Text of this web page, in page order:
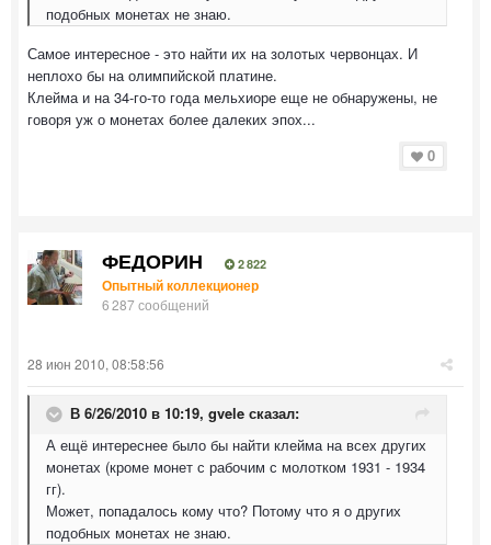
подобных монетах не знаю.
Самое интересное - это найти их на золотых червонцах. И
неплохо бы на олимпийской платине.
Клейма и на 34-го-то года мельхиоре еще не обнаружены, не
говоря уж о монетах более далеких эпох...
0
ФЕДОРИН 2 822
Опытный коллекционер
6 287 сообщений
28 июн 2010, 08:58:56
В 6/26/2010 в 10:19, gvele сказал:
А ещё интереснее было бы найти клейма на всех других
монетах (кроме монет с рабочим с молотком 1931 - 1934
гг).
Может, попадалось кому что? Потому что я о других
подобных монетах не знаю.